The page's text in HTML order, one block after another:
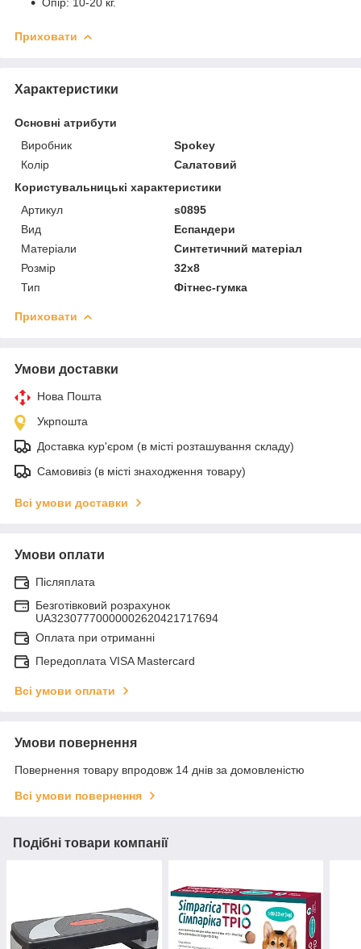
Приховати
Характеристики
Основні атрибути
Виробник
Spokey
Колір
Салатовий
Користувальницькі характеристики
Артикул
s0895
Вид
Еспандери
Матеріали
Синтетичний матеріал
Розмір
32х8
Тип
Фітнес-гумка
Приховати
Умови доставки
Нова Пошта
Укрпошта
Доставка кур'єром (в місті розташування складу)
Самовивіз (в місті знаходження товару)
Всі умови доставки
Умови оплати
Післяплата
Безготівковий розрахунок
UA32307770000002620421717694
Оплата при отриманні
Передоплата VISA Mastercard
Всі умови оплати
Умови повернення
Повернення товару впродовж 14 днів за домовленістю
Всі умови повернення
Подібні товари компанії